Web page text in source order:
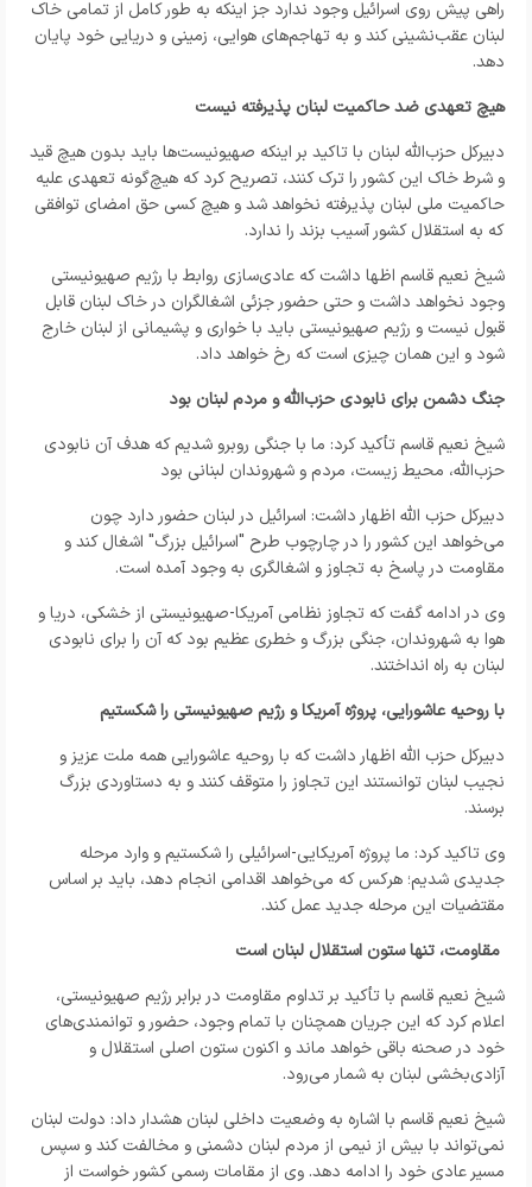
راهی پیش روی اسرائیل وجود ندارد جز اینکه به طور کامل از تمامی خاک
لبنان عقب‌نشینی کند و به تهاجم‌های هوایی، زمینی و دریایی خود پایان
دهد.
هیچ تعهدی ضد حاکمیت لبنان پذیرفته نیست
دبیرکل حزب‌الله لبنان با تاکید بر اینکه صهیونیست‌ها باید بدون هیچ قید
و شرط خاک این کشور را ترک کنند، تصریح کرد که هیچ‌گونه تعهدی علیه
حاکمیت ملی لبنان پذیرفته نخواهد شد و هیچ کسی حق امضای توافقی
که به استقلال کشور آسیب بزند را ندارد.
شیخ نعیم قاسم اظها داشت که عادی‌سازی روابط با رژیم صهیونیستی
وجود نخواهد داشت و حتی حضور جزئی اشغالگران در خاک لبنان قابل
قبول نیست و رژیم صهیونیستی باید با خواری و پشیمانی از لبنان خارج
شود و این همان چیزی است که رخ خواهد داد.
جنگ دشمن برای نابودی حزب‌الله و مردم لبنان بود
شیخ نعیم قاسم تأکید کرد: ما با جنگی روبرو شدیم که هدف آن نابودی
حزب‌الله، محیط زیست، مردم و شهروندان لبنانی بود
دبیرکل حزب الله اظهار داشت: اسرائیل در لبنان حضور دارد چون
می‌خواهد این کشور را در چارچوب طرح "اسرائیل بزرگ" اشغال کند و
مقاومت در پاسخ به تجاوز و اشغالگری به وجود آمده است.
وی در ادامه گفت که تجاوز نظامی آمریکا-صهیونیستی از خشکی، دریا و
هوا به شهروندان، جنگی بزرگ و خطری عظیم بود که آن را برای نابودی
لبنان به راه انداختند.
با روحیه عاشورایی، پروژه آمریکا و رژیم صهیونیستی را شکستیم
دبیرکل حزب الله اظهار داشت که با روحیه عاشورایی همه ملت عزیز و
نجیب‌ لبنان توانستند این تجاوز را متوقف کنند و به دستاوردی بزرگ
برسند.
وی تاکید کرد: ما پروژه آمریکایی-اسرائیلی را شکستیم و وارد مرحله
جدیدی شدیم؛ هرکس که می‌خواهد اقدامی انجام دهد، باید بر اساس
مقتضیات این مرحله جدید عمل کند.
مقاومت، تنها ستون استقلال لبنان است
شیخ نعیم قاسم با تأکید بر تداوم مقاومت در برابر رژیم صهیونیستی،
اعلام کرد که این جریان همچنان با تمام وجود، حضور و توانمندی‌های
خود در صحنه باقی خواهد ماند و اکنون ستون اصلی استقلال و
آزادی‌بخشی لبنان به شمار می‌رود.
شیخ نعیم قاسم با اشاره به وضعیت داخلی لبنان هشدار داد: دولت لبنان
نمی‌تواند با بیش از نیمی از مردم لبنان دشمنی و مخالفت کند و سپس
مسیر عادی خود را ادامه دهد. وی از مقامات رسمی کشور خواست از